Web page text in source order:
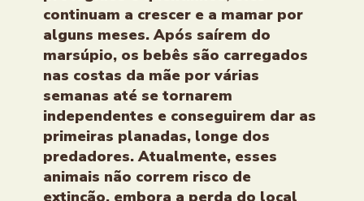
continuam a crescer e a mamar por
alguns meses. Após saírem do
marsúpio, os bebês são carregados
nas costas da mãe por várias
semanas até se tornarem
independentes e conseguirem dar as
primeiras planadas, longe dos
predadores. Atualmente, esses
animais não correm risco de
extinção, embora a perda do local